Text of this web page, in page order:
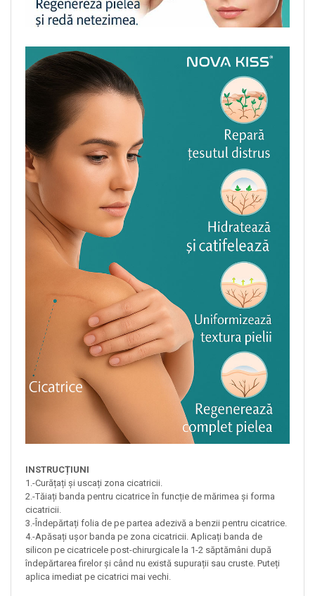
INSTRUCȚIUNI
1.-Curățați și uscați zona cicatricii.
2.-Tăiați banda pentru cicatrice în funcție de mărimea și forma
cicatricii.
3.-Îndepărtați folia de pe partea adezivă a benzii pentru cicatrice.
4.-Apăsați ușor banda pe zona cicatricii. Aplicați banda de
silicon pe cicatricele post-chirurgicale la 1-2 săptămâni după
îndepărtarea firelor și când nu există supurații sau cruste. Puteți
aplica imediat pe cicatrici mai vechi.